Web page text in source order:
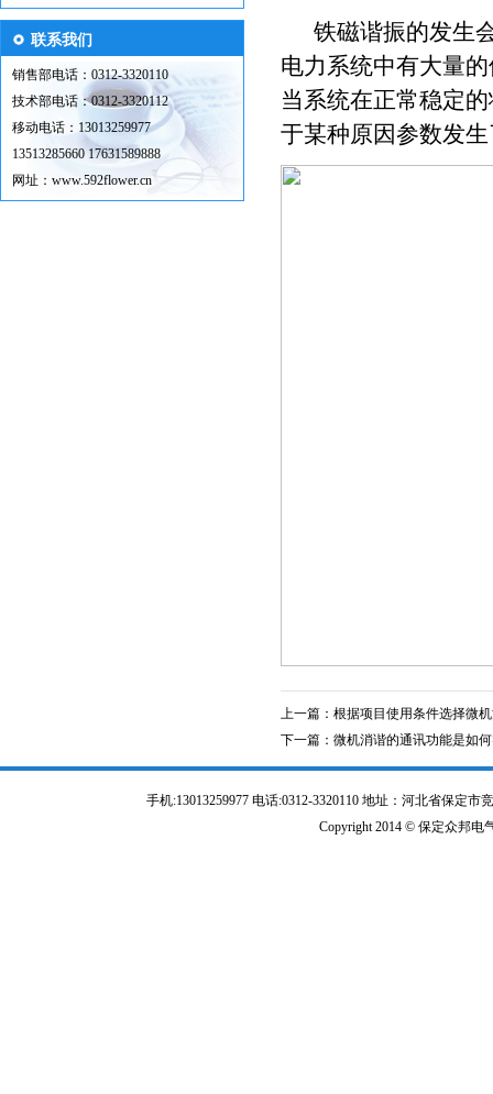
联系我们
销售部电话：0312-3320110
技术部电话：0312-3320112
移动电话：13013259977
13513285660 17631589888
网址： www.592flower.cn
铁磁谐振的发生会
电力系统中有大量
当系统在正常稳定
于某种原因参数发
上一篇： 根据项目使用条件选择微
下一篇： 微机消谐的通讯功能是如
手机:13013259977 电话:0312-3320110 地址：河北省保定市
Copyright 2014 © 保定众邦电